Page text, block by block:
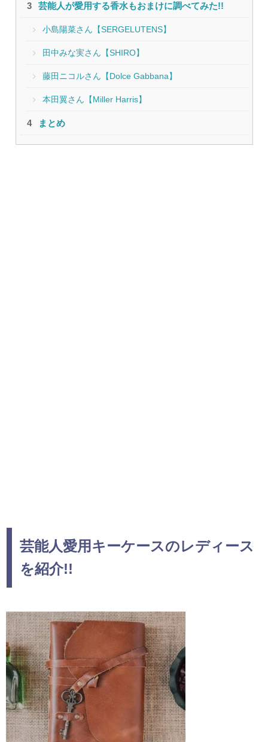
芸能人が愛用する香水もおまけに調べてみた!!
小島陽菜さん【SERGELUTENS】
田中みな実さん【SHIRO】
藤田ニコルさん【Dolce Gabbana】
本田翼さん【Miller Harris】
まとめ
芸能人愛用キーケースのレディース
を紹介!!